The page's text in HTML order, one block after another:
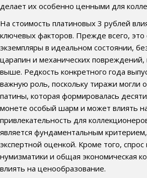
делает их особенно ценными для
На стоимость платиновых 3 рублей
ключевых факторов. Прежде всего,
экземпляры в идеальном состоянии,
царапин и механических повреждений,
выше. Редкость конкретного года
важную роль, поскольку тиражи могли
патины, которая формировалась
монете особый шарм и может влиять
привлекательность для
является фундаментальным
экспертной оценкой. Кроме того,
нумизматики и общая экономическая
влиять на ценообразование.